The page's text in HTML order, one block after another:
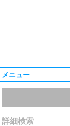
メニュー
詳細検索